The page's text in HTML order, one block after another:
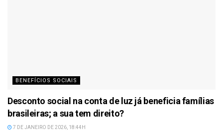
BENEFÍCIOS SOCIAIS
Desconto social na conta de luz já beneficia famílias
brasileiras; a sua tem direito?
7 DE JANEIRO DE 2026, 18:44H